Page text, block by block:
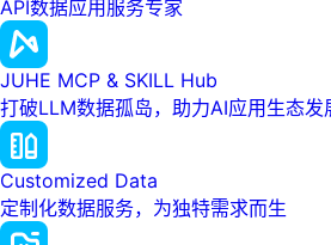
API数据应用服务专家
JUHE MCP & SKILL Hub
打破LLM数据孤岛，助力AI应用生态发
Customized Data
定制化数据服务，为独特需求而生